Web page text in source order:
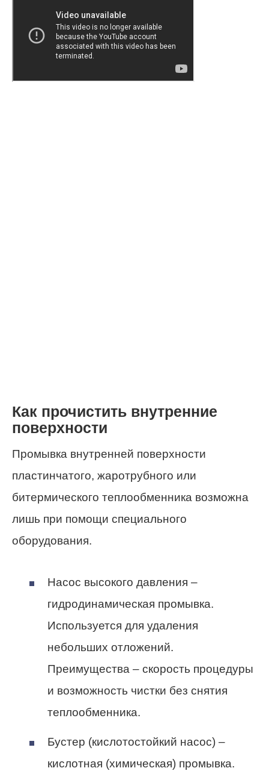
Как прочистить внутренние
поверхности
Промывка внутренней поверхности
пластинчатого, жаротрубного или
битермического теплообменника возможна
лишь при помощи специального
оборудования.
Насос высокого давления –
гидродинамическая промывка.
Используется для удаления
небольших отложений.
Преимущества – скорость процедуры
и возможность чистки без снятия
теплообменника.
Бустер (кислотостойкий насос) –
кислотная (химическая) промывка.